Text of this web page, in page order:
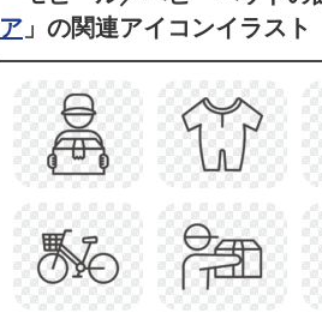
ア 」の関連アイコンイラスト